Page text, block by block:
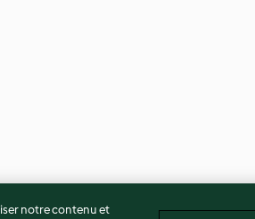
notre contenu et